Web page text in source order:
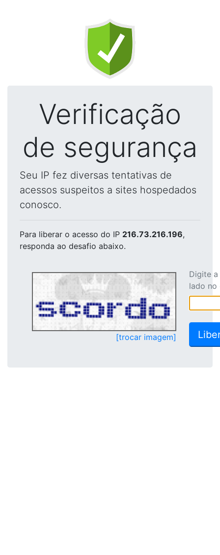
Verificação
de segurança
Seu IP fez diversas tentativas de
acessos suspeitos a sites hospedados
conosco.
Para liberar o acesso do IP 216.73.216.196,
responda ao desafio abaixo.
[trocar imagem]
Digite
lado no